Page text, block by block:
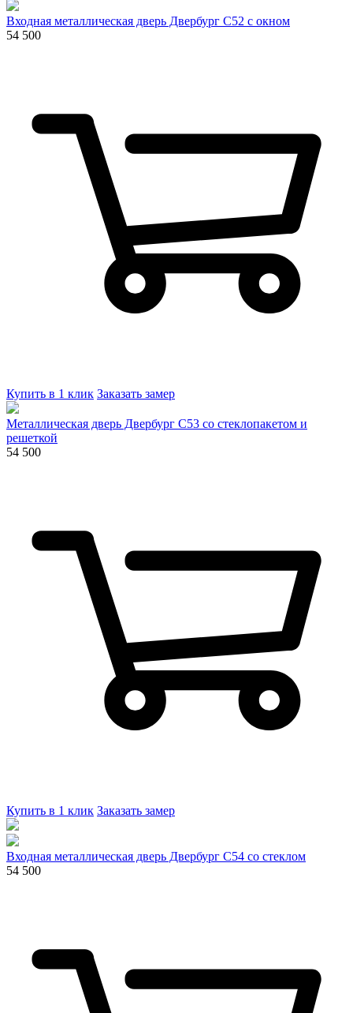
Входная металлическая дверь Двербург С52 с окном
54 500
Купить в 1 клик Заказать замер
Металлическая дверь Двербург С53 со стеклопакетом и
решеткой
54 500
Купить в 1 клик Заказать замер
Входная металлическая дверь Двербург С54 со стеклом
54 500